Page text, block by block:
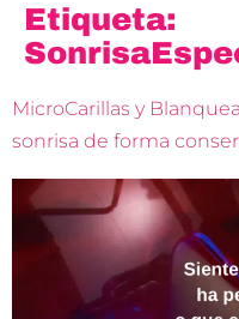
Etiqueta:
MicroCarillas y
sonrisa de forma